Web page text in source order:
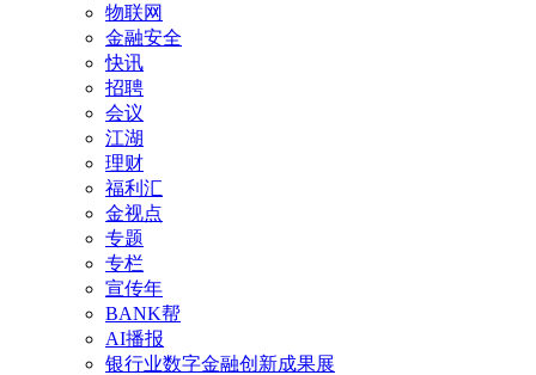
物联网
金融安全
快讯
招聘
会议
江湖
理财
福利汇
金视点
专题
专栏
宣传年
BANK帮
AI播报
银行业数字金融创新成果展